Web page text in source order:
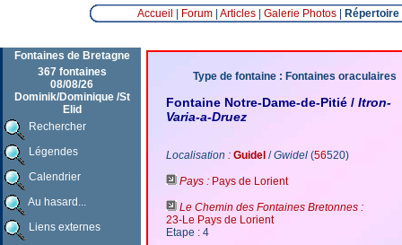
Accueil Forum| Articles| Galerie Photos|
Fontaines de Bretagne
367 fontaines
08/08/26
Dominik/Dominique /St
Elid
Rechercher
Légendes
Calendrier
Au hasard...
Liens externes
Type de fontaine : Fontaines oraculaires
Fontaine Notre-Dame-de-Pitié / Itron-
Varia-a-Druez
Localisation : Guidel /Gwidel (56520)
Pays : Pays de Lorient
Le Chemin des Fontaines Bretonnes :
23-Le Pays de Lorient
Etape : 4